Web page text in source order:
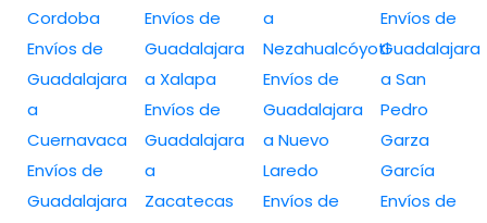
Cordoba
Envíos de
Guadalajara
a
Cuernavaca
Envíos de
Guadalajara
Envíos de
Guadalajara
a Xalapa
Envíos de
Guadalajara
a
Zacatecas
a
Nezahualcóyotl
Envíos de
Guadalajara
a Nuevo
Laredo
Envíos de
Envíos de
Guadalajara
a San
Pedro
Garza
García
Envíos de